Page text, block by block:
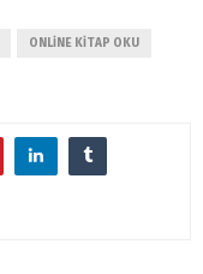
ONLINE KITAP OKU